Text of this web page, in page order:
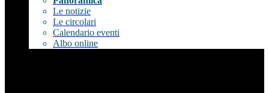
Le notizie
Le circolari
Calendario eventi
Albo online